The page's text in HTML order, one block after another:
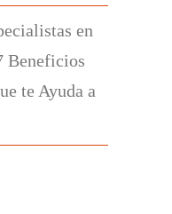
en
Beneficios
te Ayuda a